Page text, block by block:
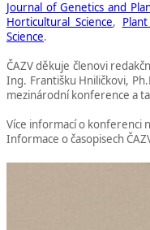
Journal of Genetics and
Horticultural Science,
Science.
ČAZV děkuje členovi
Ing. Františku Hniličkovi,
mezinárodní konference a
Více informací o konferenci
Informace o časopisech